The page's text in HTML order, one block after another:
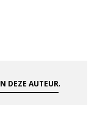
DEZE AUTEUR.